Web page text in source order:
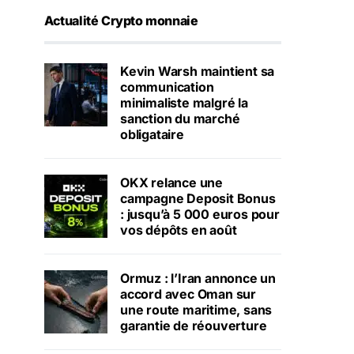
Actualité Crypto monnaie
Kevin Warsh maintient sa
communication
minimaliste malgré la
sanction du marché
obligataire
OKX relance une
campagne Deposit Bonus
: jusqu’à 5 000 euros pour
vos dépôts en août
Ormuz : l’Iran annonce un
accord avec Oman sur
une route maritime, sans
garantie de réouverture